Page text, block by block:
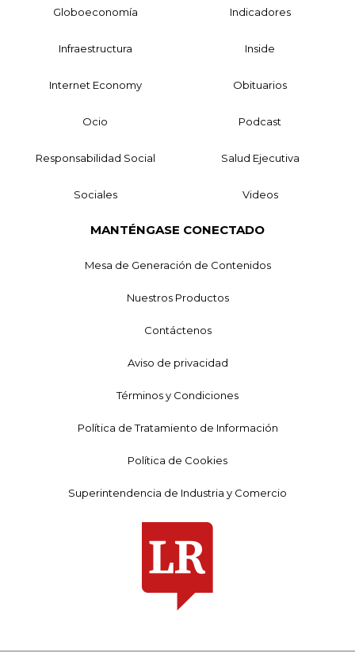
Globoeconomía Indicadores
Infraestructura Inside
Internet Economy Obituarios
Ocio Podcast
Responsabilidad Social Salud Ejecutiva
Sociales Videos
MANTÉNGASE CONECTADO
Mesa de Generación de Contenidos
Nuestros Productos
Contáctenos
Aviso de privacidad
Términos y Condiciones
Política de Tratamiento de Información
Política de Cookies
Superintendencia de Industria y Comercio